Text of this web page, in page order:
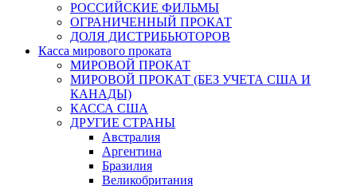
РОССИЙСКИЕ ФИЛЬМЫ
ОГРАНИЧЕННЫЙ ПРОКАТ
ДОЛЯ ДИСТРИБЬЮТОРОВ
Касса мирового проката
МИРОВОЙ ПРОКАТ
МИРОВОЙ ПРОКАТ (БЕЗ УЧЕТА США И
КАНАДЫ)
КАССА США
ДРУГИЕ СТРАНЫ
Австралия
Аргентина
Бразилия
Великобритания